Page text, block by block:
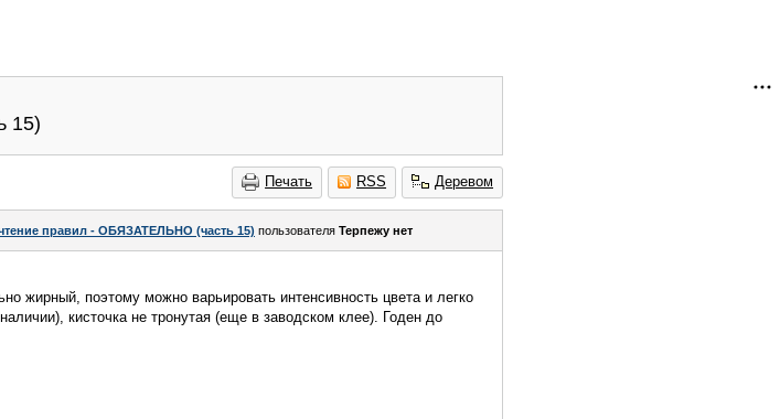
15)
Печать RSS Деревом
правил - ОБЯЗАТЕЛЬНО (часть 15) пользователя Терпежу нет
жирный, поэтому можно варьировать интенсивность цвета и легко
кисточка не тронутая (еще в заводском клее). Годен до